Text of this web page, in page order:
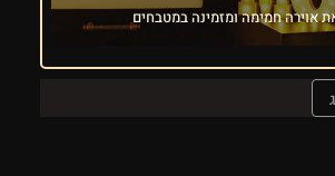
אוירה חמימה ומזמינה במטבחים